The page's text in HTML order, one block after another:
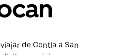
de Contla a San